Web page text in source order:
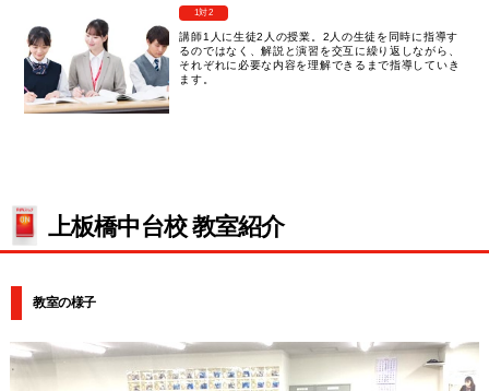
1対2
講師1人に生徒2人の授業。2人の生徒を同時に指導す
るのではなく、解説と演習を交互に繰り返しながら、
それぞれに必要な内容を理解できるまで指導していき
ます。
上板橋中台校 教室紹介
教室の様子